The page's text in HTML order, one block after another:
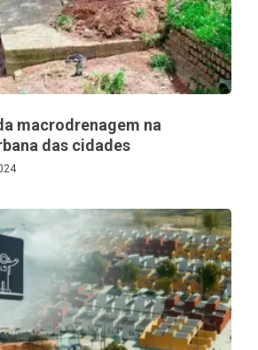
macrodrenagem na
das cidades